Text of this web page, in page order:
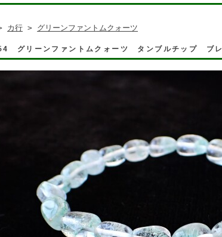
カ行 > グリーンファントムクォーツ
グリーンファントムクォーツ タンブルチップ